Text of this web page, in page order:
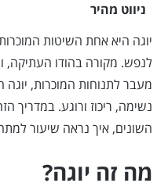
ניווט מהיר
יוגה היא אחת השיטות
לנפש. מקורה בהודו העתיקה,
מעבר לתנוחות המוכרות,
נשימה, ריכוז ורוגע. במדריך
השונים, איך נראה שיעור
מה זה יוגה?